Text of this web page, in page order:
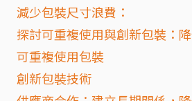
減少包裝尺寸浪費：
探討可重複使用與創新包裝：
可重複使用包裝
創新包裝技術